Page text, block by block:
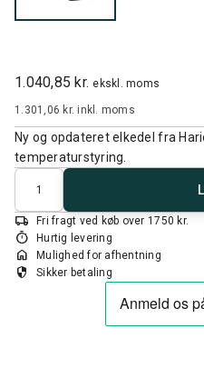
1.040,85 kr. ekskl. moms
1.301,06 kr.inkl. moms
Ny og opdateret elkedel fra
temperaturstyring.
Antal
local_shipping Fri fragt ved køb over 1750 kr.
timer Hurtig levering
home Mulighed for afhentning
security Sikker betaling